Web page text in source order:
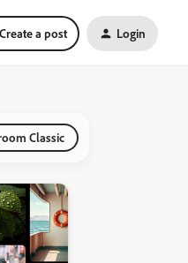
Create a post Login
Classic